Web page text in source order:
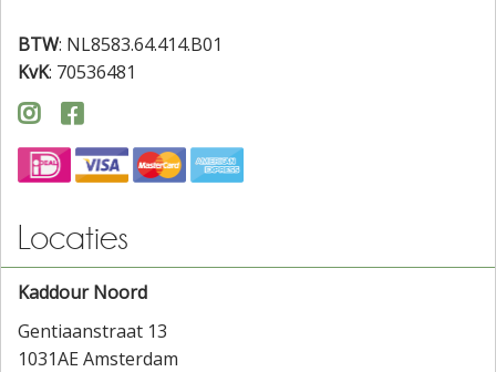
BTW: NL8583.64.414.B01
KvK: 70536481
 
Locaties
Kaddour Noord
Gentiaanstraat 13
1031AE Amsterdam